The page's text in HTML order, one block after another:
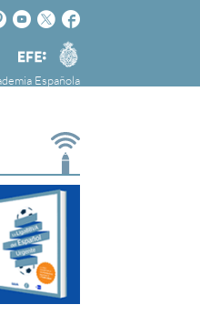
Facebook
Twitter
Youtube
Agencia
EFE
Española
por
Española,
uso del
y en